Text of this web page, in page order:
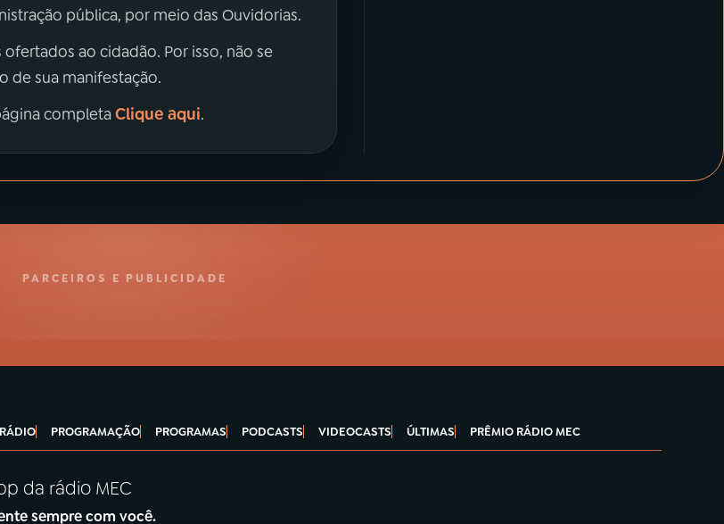
pública, por meio das Ouvidorias.
ao cidadão. Por isso, não se
de sua manifestação.
completaClique aqui.
PARCEIROS E PUBLICIDADE
PROGRAMAÇÃO PROGRAMAS PODCASTS VIDEOCASTS ÚLTIMAS PRÊMIO RÁDIO MEC
da rádio MEC
sempre com você.